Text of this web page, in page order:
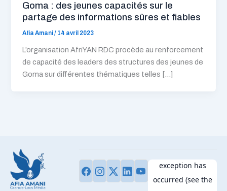
Goma : des jeunes capacités sur le
partage des informations sûres et fiables
Afia Amani/ 14 avril 2023
L’organisation AfriYAN RDC procède au renforcement
de capacité des leaders des structures des jeunes de
Goma sur différentes thématiques telles […]